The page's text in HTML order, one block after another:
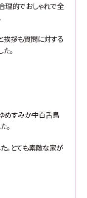
理的でおしゃれで全
挨拶も質問に対する
。
めすみか中百舌鳥
。
。とても素敵な家が